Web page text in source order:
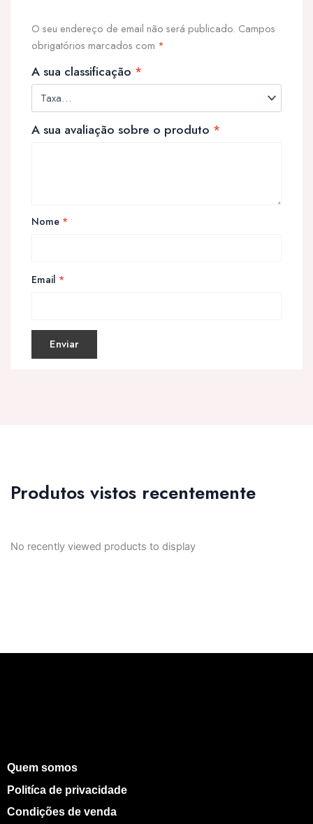
O seu endereço de email não será publicado. Campos
obrigatórios marcados com *
A sua classificação *
A sua avaliação sobre o produto *
Nome *
Email *
Produtos vistos recentemente
No recently viewed products to display
Quem somos
Politíca de privacidade
Condições de venda